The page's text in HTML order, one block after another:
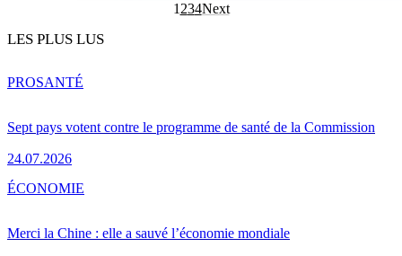
1 234Next
LES PLUS LUS
Sept pays votent contre le programme de santé de la Commission
24.07.2026
PROSANTÉ
Merci la Chine : elle a sauvé l’économie mondiale
ÉCONOMIE